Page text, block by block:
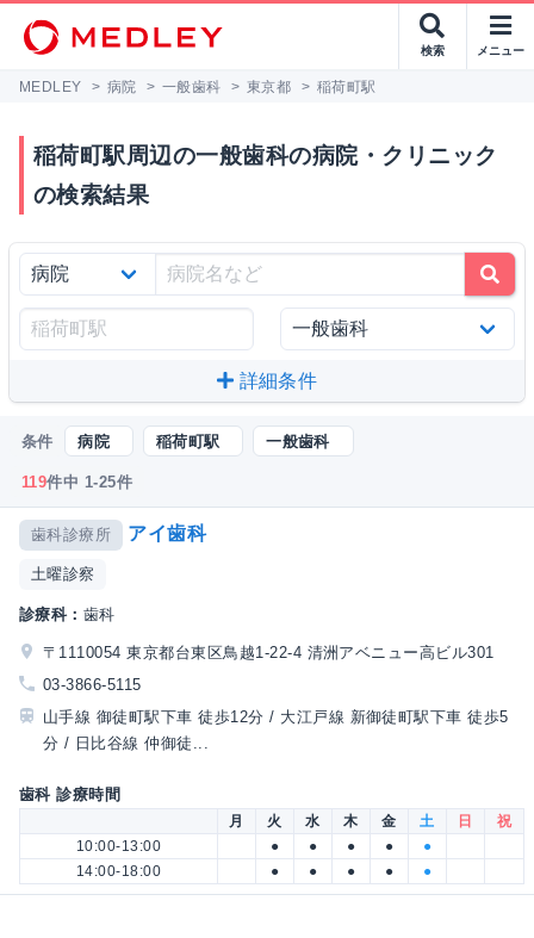
検索 メニュー
MEDLEY > 病院 > 一般歯科 > 東京都 > 稲荷町駅
稲荷町駅周辺の一般歯科の病院・クリニック
の検索結果
詳細条件
条件 病院 稲荷町駅 一般歯科
119件中 1-25件
歯科診療所 アイ歯科
土曜診察
診療科： 歯科
〒1110054 東京都台東区鳥越1-22-4 清洲アベニュー高ビル301
03-3866-5115
山手線 御徒町駅下車 徒歩12分 / 大江戸線 新御徒町駅下車 徒歩5
分 / 日比谷線 仲御徒...
歯科 診療時間
月 火 水 木 金 土 日
祝
10:00-13:00
● ● ● ●
●
14:00-18:00
● ● ● ● ●